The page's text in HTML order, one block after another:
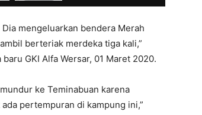
mengeluarkan bendera Merah
berteriak merdeka tiga kali,”
GKI Alfa Wersar, 01 Maret 2020.
ke Teminabuan karena
pertempuran di kampung ini,”